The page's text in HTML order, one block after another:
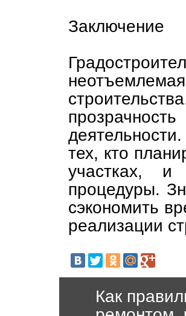
Заключение
тех, кто
участках, и
процедуры.
сэкономить
реализации
Как